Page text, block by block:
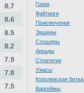
8.7
8.6
8.5
8.2
7.9
7.8
7.5
Гонки
Файтинги
Приключения
Экшены
Слэшеры
Аркады
Стратегии
Ужасы
Королевская битва
Варгеймы